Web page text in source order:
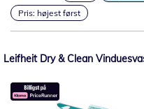
Pris: højest først
Leifheit Dry & Clean